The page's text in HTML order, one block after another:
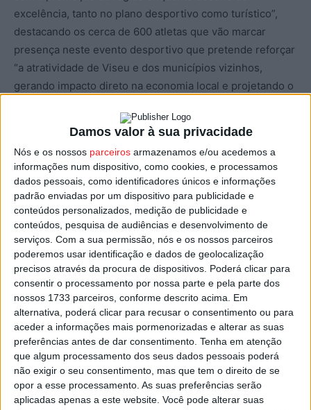
Damos valor à sua privacidade
Nós e os nossos parceiros armazenamos e/ou acedemos a
informações num dispositivo, como cookies, e processamos
dados pessoais, como identificadores únicos e informações
padrão enviadas por um dispositivo para publicidade e
conteúdos personalizados, medição de publicidade e
conteúdos, pesquisa de audiências e desenvolvimento de
serviços. Com a sua permissão, nós e os nossos parceiros
poderemos usar identificação e dados de geolocalização
precisos através da procura de dispositivos. Poderá clicar para
consentir o processamento por nossa parte e pela parte dos
nossos 1733 parceiros, conforme descrito acima. Em
alternativa, poderá clicar para recusar o consentimento ou para
aceder a informações mais pormenorizadas e alterar as suas
preferências antes de dar consentimento. Tenha em atenção
que algum processamento dos seus dados pessoais poderá
não exigir o seu consentimento, mas que tem o direito de se
opor a esse processamento. As suas preferências serão
aplicadas apenas a este website. Você pode alterar suas
excelência, tanto no plano desportivo como turístico”,
destacando os cerca de 600 atletas que vão marcar
presença neste evento desportivo que pretende reforçar
“a atratividade de Viseu e dos municípios vizinhos,
gerando impacto direto na economia local e projetando o
Homologado pela Federação Portuguesa de Padel, além
dos três municípios, envolve ainda o Clube New Padel
Chão da Fonte, oTondela Padel Clube doMPadel
O Master Padel Dão Lafões vai decorrer em 13 campos
cobertos, dos quais quatro são em Viseu, três em
Tondela e cinco em Castro Daire, além do Pavilhão
Multiusos de Viseu, que irá acolher a Final no dia 25 de
maio.
O torneio tem um prize monney de 25 mil euros.